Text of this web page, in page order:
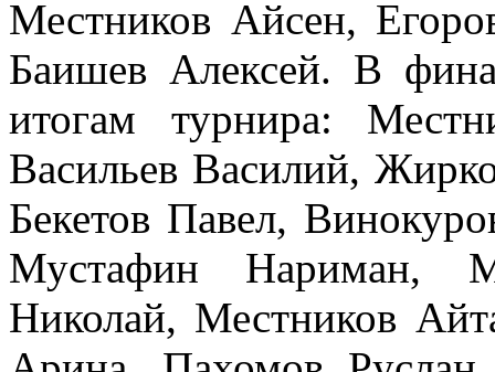
Местников Айсен,
Баишев Алексей. В
итогам турнира:
Васильев Василий,
Бекетов Павел,
Мустафин Нариман,
Николай, Местников